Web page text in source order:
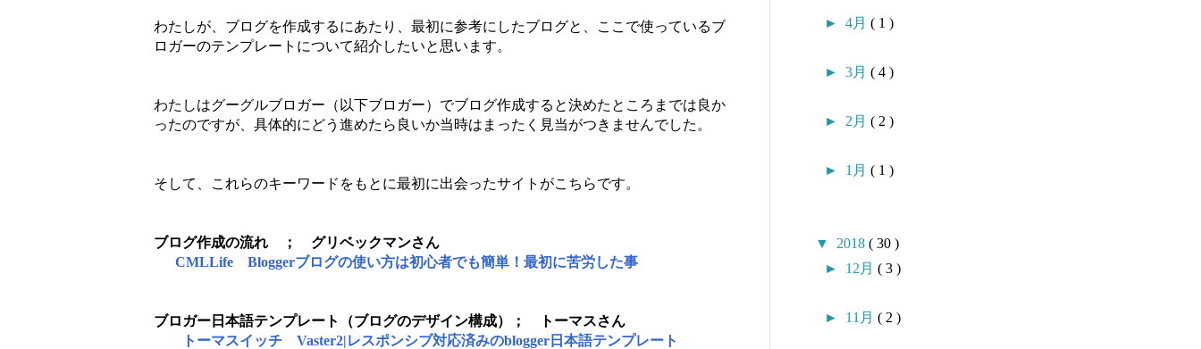
わたしが、ブログを作成するにあたり、最初に参考にしたブログと、ここで使っているブ
ロガーのテンプレートについて紹介したいと思います。
わたしはグーグルブロガー（以下ブロガー）でブログ作成すると決めたところまでは良か
ったのですが、具体的にどう進めたら良いか当時はまったく見当がつきませんでした。
そして、これらのキーワードをもとに最初に出会ったサイトがこちらです。
ブログ作成の流れ ； グリベックマンさん
CMLLife
Bloggerブログの使い方は初心者でも簡単！最初に苦労した事
ブロガー日本語テンプレート（ブログのデザイン構成）；
トーマスさん
トーマスイッチ Vaster2|レスポンシブ対応済みのblogger日本語テンプレート
► 4月 ( 1 )
► 3月 ( 4 )
► 2月 ( 2 )
► 1月 ( 1 )
▼ 2018 ( 30 )
► 12月 ( 3 )
► 11月 ( 2 )